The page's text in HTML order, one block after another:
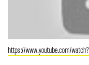
https://www.youtube.com/